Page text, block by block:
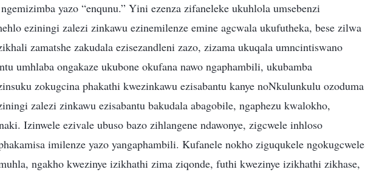
yazo “enqunu.” Yini ezenza zifaneleke ukuhlola umsebenzi
eziningi zalezi zinkawu ezinemilenze emine agcwala ukufutheka, bese zilwa
zamatshe zakudala ezisezandleni zazo, zizama ukuqala umncintiswano
umhlaba ongakaze ukubone okufana nawo ngaphambili, ukubamba
zokugcina phakathi kwezinkawu ezisabantu kanye noNkulunkulu ozoduma
zalezi zinkawu ezisabantu bakudala abagobile, ngaphezu kwalokho,
Izinwele ezivale ubuso bazo zihlangene ndawonye, zigcwele inhloso
imilenze yazo yangaphambili. Kufanele nokho ziguqukele ngokugcwele
ngakho kwezinye izikhathi zima ziqonde, futhi kwezinye izikhathi zikhase,